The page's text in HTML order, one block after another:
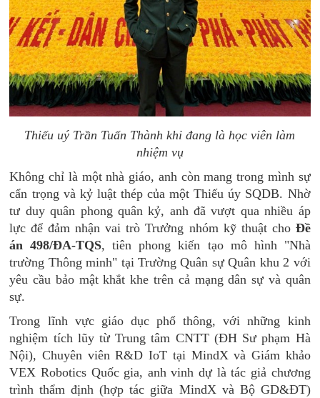
Thiếu uý Trần Tuấn Thành khi đang là học viên làm
nhiệm vụ
Không chỉ là một nhà giáo, anh còn mang trong mình sự
cẩn trọng và kỷ luật thép của một Thiếu úy SQDB. Nhờ
tư duy quân phong quân kỷ, anh đã vượt qua nhiều áp
lực để đảm nhận vai trò Trưởng nhóm kỹ thuật cho Đề
án 498/ĐA-TQS, tiên phong kiến tạo mô hình "Nhà
trường Thông minh" tại Trường Quân sự Quân khu 2 với
yêu cầu bảo mật khắt khe trên cả mạng dân sự và quân
sự.
Trong lĩnh vực giáo dục phổ thông, với những kinh
nghiệm tích lũy từ Trung tâm CNTT (ĐH Sư phạm Hà
Nội), Chuyên viên R&D IoT tại MindX và Giám khảo
VEX Robotics Quốc gia, anh vinh dự là tác giả chương
trình thẩm định (hợp tác giữa MindX và Bộ GD&ĐT)